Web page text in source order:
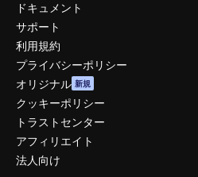
ドキュメント
サポート
利用規約
プライバシーポリシー
オリジナル 新規
クッキーポリシー
トラストセンター
アフィリエイト
法人向け